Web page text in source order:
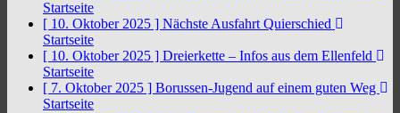
Startseite
[ 10. Oktober 2025 ] Nächste Ausfahrt Quierschied
Startseite
[ 10. Oktober 2025 ] Dreierkette – Infos aus dem Ellenfeld
Startseite
[ 7. Oktober 2025 ] Borussen-Jugend auf einem guten Weg
Startseite